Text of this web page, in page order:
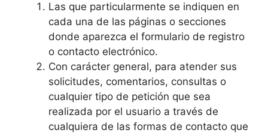
Las que particularmente se indiquen en
cada una de las páginas o secciones
donde aparezca el formulario de registro
o contacto electrónico.
Con carácter general, para atender sus
solicitudes, comentarios, consultas o
cualquier tipo de petición que sea
realizada por el usuario a través de
cualquiera de las formas de contacto que